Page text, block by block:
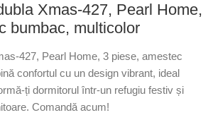
Xmas-427, Pearl Home,
bumbac, multicolor
427, Pearl Home, 3 piese, amestec
confortul cu un design vibrant, ideal
ți dormitorul într-un refugiu festiv și
Comandă acum!